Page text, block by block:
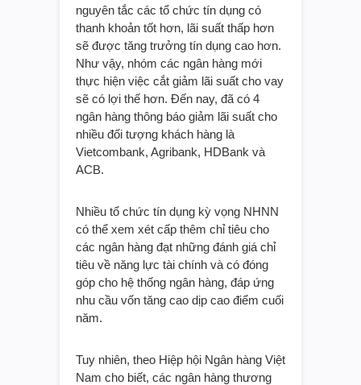
nguyên tắc các tổ chức tín dụng có
thanh khoản tốt hơn, lãi suất thấp hơn
sẽ được tăng trưởng tín dụng cao hơn.
Như vậy, nhóm các ngân hàng mới
thực hiện việc cắt giảm lãi suất cho vay
sẽ có lợi thế hơn. Đến nay, đã có 4
ngân hàng thông báo giảm lãi suất cho
nhiều đối tượng khách hàng là
Vietcombank, Agribank, HDBank và
ACB.
Nhiều tổ chức tín dụng kỳ vọng NHNN
có thể xem xét cấp thêm chỉ tiêu cho
các ngân hàng đạt những đánh giá chỉ
tiêu về năng lực tài chính và có đóng
góp cho hệ thống ngân hàng, đáp ứng
nhu cầu vốn tăng cao dịp cao điểm cuối
năm.
Tuy nhiên, theo Hiệp hội Ngân hàng Việt
Nam cho biết, các ngân hàng thương